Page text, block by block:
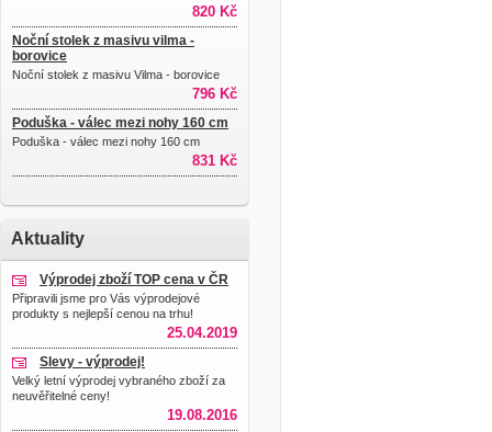
820 Kč
Noční stolek z masivu vilma -
borovice
Noční stolek z masivu Vilma - borovice
796 Kč
Poduška - válec mezi nohy 160 cm
Poduška - válec mezi nohy 160 cm
831 Kč
Aktuality
Výprodej zboží TOP cena v ČR
Připravili jsme pro Vás výprodejové
produkty s nejlepší cenou na trhu!
25.04.2019
Slevy - výprodej!
Velký letní výprodej vybraného zboží za
neuvěřitelné ceny!
19.08.2016